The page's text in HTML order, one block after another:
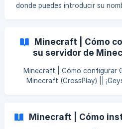
donde puedes introducir su
mismo siguiendo las
instalar el plugin llamado
(nombre de usuario) en la
los detalles del jugador se
jugad
Minecraft | Cómo
su servidor de
Minecraft | Cómo configurar
Minecraft (CrossPlay) ||
siguiente enlace Geyser -
**Geyser-
Minecraft | Cómo